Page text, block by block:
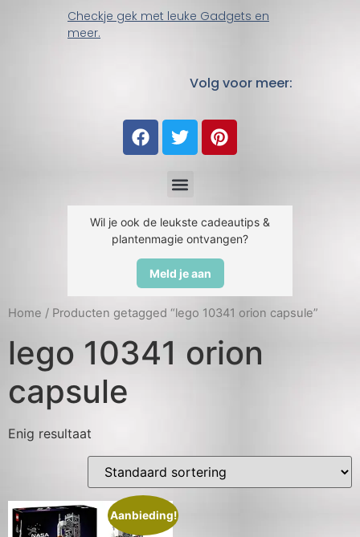
Checkje gek met leuke Gadgets en
meer.
Volg voor meer:
Wil je ook de leukste cadeautips &
plantenmagie ontvangen?
Meld je aan
Home / Producten getagged “lego 10341 orion capsule”
lego 10341 orion
capsule
Enig resultaat
Aanbieding!